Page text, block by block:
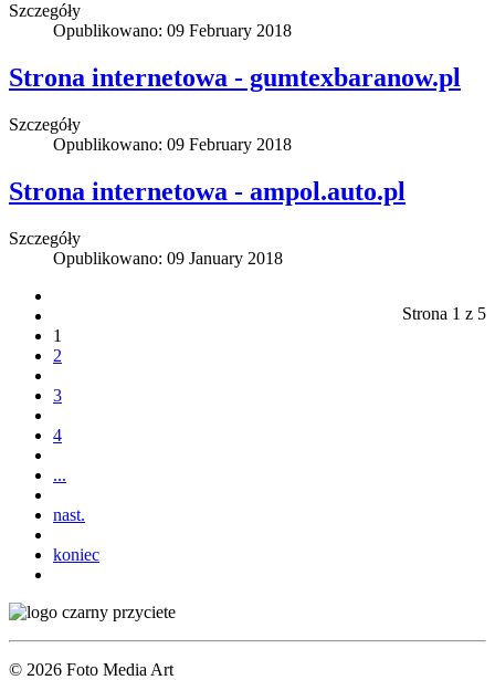
Szczegóły
Opublikowano: 09 February 2018
Strona internetowa - gumtexbaranow.pl
Szczegóły
Opublikowano: 09 February 2018
Strona internetowa - ampol.auto.pl
Szczegóły
Opublikowano: 09 January 2018
Strona 1 z 5
1
2
3
4
...
nast.
koniec
© 2026 Foto Media Art